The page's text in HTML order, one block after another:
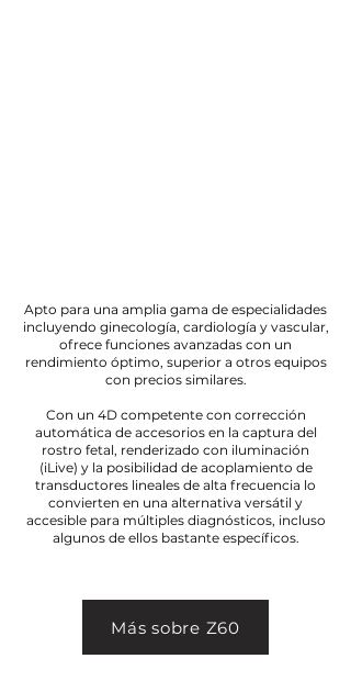
Apto para una amplia gama de especialidades
incluyendo ginecología, cardiología y vascular,
ofrece funciones avanzadas con un
rendimiento óptimo, superior a otros equipos
con precios similares.
Con un 4D competente con corrección
automática de accesorios en la captura del
rostro fetal, renderizado con iluminación
(iLive) y la posibilidad de acoplamiento de
transductores lineales de alta frecuencia lo
convierten en una alternativa versátil y
accesible para múltiples diagnósticos, incluso
algunos de ellos bastante específicos.
Más sobre Z60